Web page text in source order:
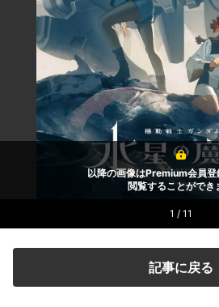
以降の画像はPremium会員登
閲覧することができ
1 / 11
記事に戻る